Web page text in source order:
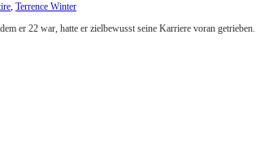
, Terrence Winter
er 22 war, hatte er zielbewusst seine Karriere voran getrieben.